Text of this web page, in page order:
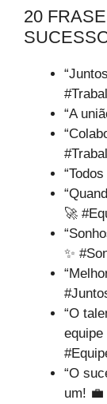
20
“A
🚀
✨
“O
“O
um! 💼